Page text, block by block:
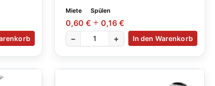
Miete Spülen
0,60 €
0,16 €
−
+ In den Warenkorb